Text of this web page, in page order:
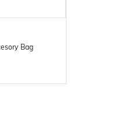
Bag